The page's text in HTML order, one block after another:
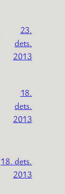
23.
dets.
2013
18.
dets.
2013
18. dets.
2013